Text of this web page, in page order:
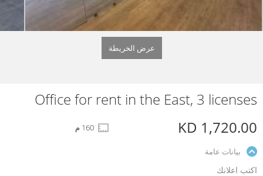
عرض الخريطة
Office for rent in the East, 3 licenses
KD 1,720.00
160 م
بيانات عامة
اكتب اعلانك